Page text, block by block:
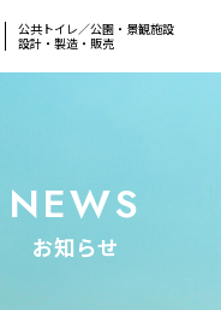
公共トイレ／公園・景観施設
設計・製造・販売
NEWS
お知らせ